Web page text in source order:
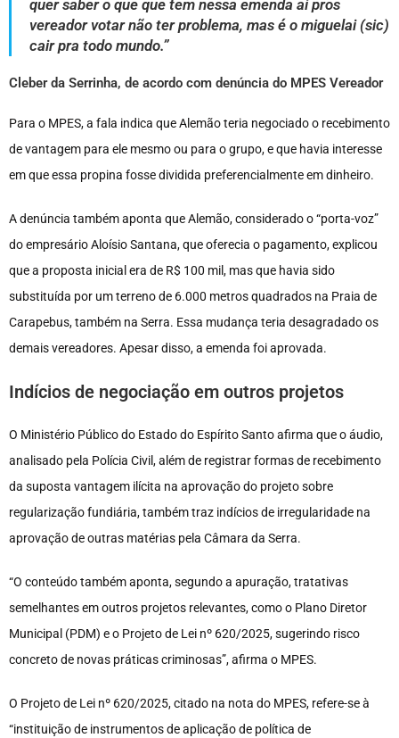
quer saber o que que tem nessa emenda aí pros
vereador votar não ter problema, mas é o miguelai (sic)
cair pra todo mundo.”
Cleber da Serrinha, de acordo com denúncia do MPES Vereador
Para o MPES, a fala indica que Alemão teria negociado o recebimento
de vantagem para ele mesmo ou para o grupo, e que havia interesse
em que essa propina fosse dividida preferencialmente em dinheiro.
A denúncia também aponta que Alemão, considerado o “porta-voz”
do empresário Aloísio Santana, que oferecia o pagamento, explicou
que a proposta inicial era de R$ 100 mil, mas que havia sido
substituída por um terreno de 6.000 metros quadrados na Praia de
Carapebus, também na Serra. Essa mudança teria desagradado os
demais vereadores. Apesar disso, a emenda foi aprovada.
Indícios de negociação em outros projetos
O Ministério Público do Estado do Espírito Santo afirma que o áudio,
analisado pela Polícia Civil, além de registrar formas de recebimento
da suposta vantagem ilícita na aprovação do projeto sobre
regularização fundiária, também traz indícios de irregularidade na
aprovação de outras matérias pela Câmara da Serra.
“O conteúdo também aponta, segundo a apuração, tratativas
semelhantes em outros projetos relevantes, como o Plano Diretor
Municipal (PDM) e o Projeto de Lei nº 620/2025, sugerindo risco
concreto de novas práticas criminosas”, afirma o MPES.
O Projeto de Lei nº 620/2025, citado na nota do MPES, refere-se à
“instituição de instrumentos de aplicação de política de